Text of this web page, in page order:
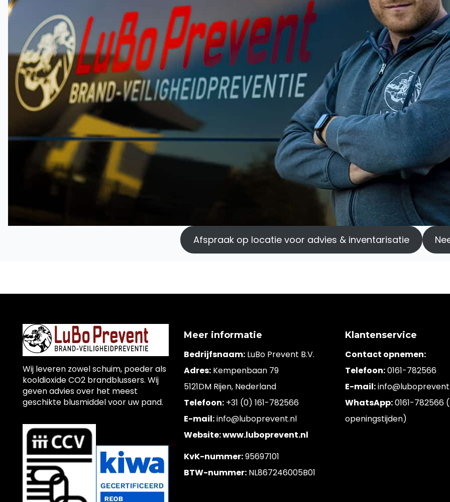
Afspraak op locatie voor advies & inventarisatie
Wij leveren zowel schuim, poeder als
kooldioxide CO2 brandblussers. Wij
geven advies over het meest
geschikte blusmiddel voor uw pand.
Meer informatie
Bedrijfsnaam: LuBo Prevent B.V.
Adres: Kempenbaan 79
5121DM Rijen, Nederland
Telefoon: +31 (0) 161-782566
E-mail:info@luboprevent.nl
Website: www.luboprevent.nl
KvK-nummer:95697101
BTW-nummer: NL867246005B01
Klantenservice
Contact opnemen:
Telefoon:0161-782566
E-mail:
WhatsApp:0161-782566
openingstijden)